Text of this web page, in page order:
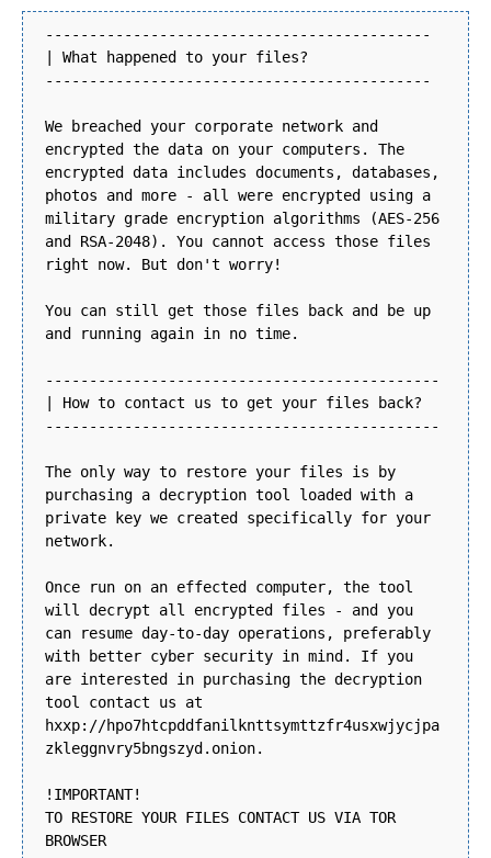
--------------------------------------------
| What happened to your files?
--------------------------------------------
We breached your corporate network and
encrypted the data on your computers. The
encrypted data includes documents, databases,
photos and more - all were encrypted using a
military grade encryption algorithms (AES-256
and RSA-2048). You cannot access those files
right now. But don't worry!
You can still get those files back and be up
and running again in no time.
---------------------------------------------
| How to contact us to get your files back?
---------------------------------------------
The only way to restore your files is by
purchasing a decryption tool loaded with a
private key we created specifically for your
network.
Once run on an effected computer, the tool
will decrypt all encrypted files - and you
can resume day-to-day operations, preferably
with better cyber security in mind. If you
are interested in purchasing the decryption
tool contact us at
hxxp://hpo7htcpddfanilknttsymttzfr4usxwjycjpa
zkleggnvry5bngszyd.onion.
!IMPORTANT!
TO RESTORE YOUR FILES CONTACT US VIA TOR
BROWSER